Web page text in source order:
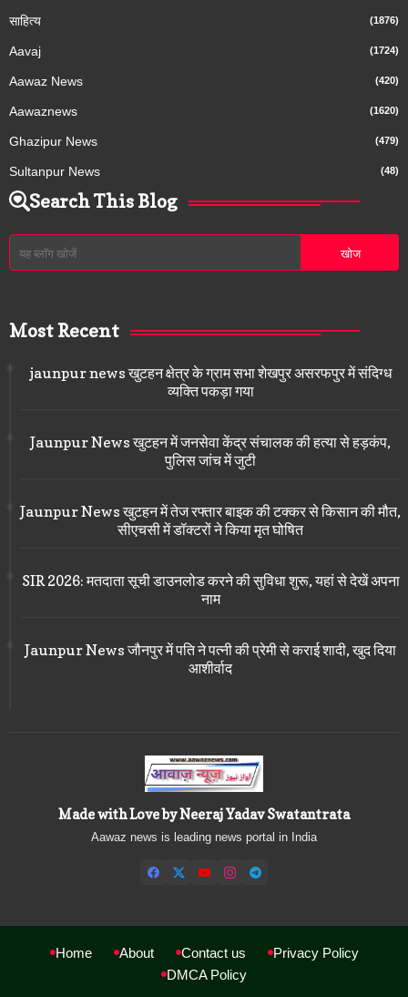
साहित्य (1876)
Aavaj (1724)
Aawaz News (420)
Aawaznews (1620)
Ghazipur News (479)
Sultanpur News (48)
Search This Blog
Most Recent
jaunpur news खुटहन क्षेत्र के ग्राम सभा शेखपुर असरफपुर में संदिग्ध
व्यक्ति पकड़ा गया
Jaunpur News खुटहन में जनसेवा केंद्र संचालक की हत्या से हड़कंप,
पुलिस जांच में जुटी
Jaunpur News खुटहन में तेज रफ्तार बाइक की टक्कर से किसान की मौत,
सीएचसी में डॉक्टरों ने किया मृत घोषित
SIR 2026: मतदाता सूची डाउनलोड करने की सुविधा शुरू, यहां से देखें अपना
नाम
Jaunpur News जौनपुर में पति ने पत्नी की प्रेमी से कराई शादी, खुद दिया
आशीर्वाद
Made with Love by Neeraj Yadav Swatantrata
Aawaz news is leading news portal in India
Home About Contact us
Privacy Policy
DMCA Policy